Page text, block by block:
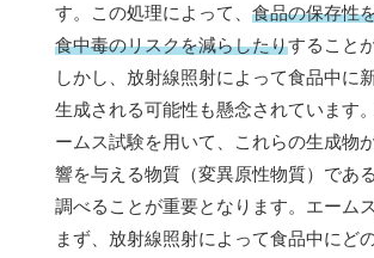
す。この処理によって、 食品の保存性
食中毒のリスクを減らしたりすること
しかし、放射線照射によって食品中に
生成される可能性も懸念されています
ームス試験を用いて、これらの生成物
響を与える物質（変異原性物質）であ
調べることが重要となります。エーム
まず、放射線照射によって食品中にど